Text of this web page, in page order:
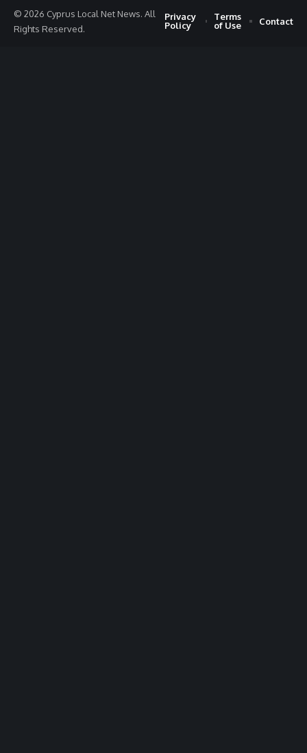
© 2026 Cyprus Local Net News. All
Rights Reserved.
Privacy
Policy
Terms
of Use
Contact